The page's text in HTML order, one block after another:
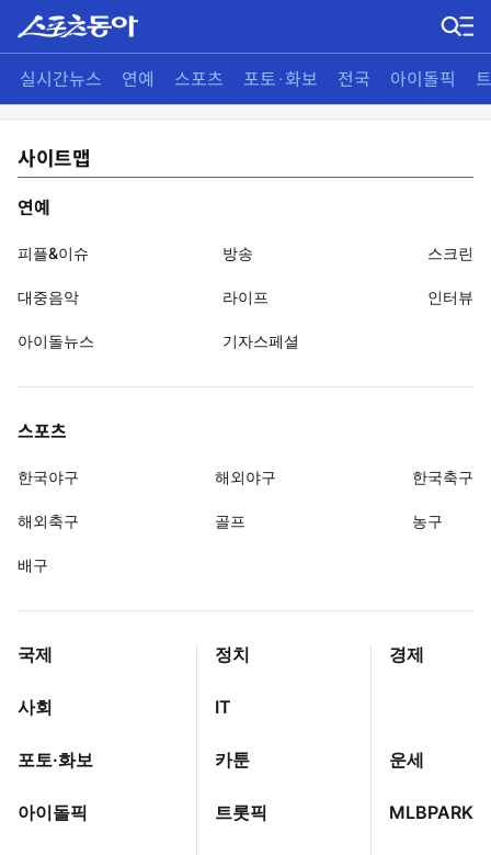
실시간뉴스 연예 스포츠 포토·화보 전국 아이돌픽
사이트맵
연예
피플&이슈
대중음악
아이돌뉴스
방송
라이프
기자스페셜
스크린
인터뷰
스포츠
한국야구
해외축구
배구
해외야구
골프
한국축구
농구
국제
사회
포토·화보
아이돌픽
정치
IT
카툰
트롯픽
경제
운세
MLBPARK